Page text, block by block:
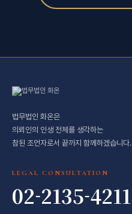
법무법인 화온은
의뢰인의 인생 전체를 생각하는
참된 조언자로서 끝까지 함께하겠습니다.
LEGAL CONSULTATION
02-2135-4211